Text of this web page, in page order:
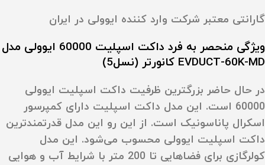
گارانتی معتبر شرکت وارد کننده ایوولی در ایران
ویژگی‌ منحصر به فرد داکت اسپلیت 60000 ایوولی مدل
EVDUCT-60K-MD کانورتر (نسل5)
در حال حاضر بزرگترین ظرفیت داکت اسپلیت ایوولی
60000 است. این مدل داکت اسپلیت دارای کمپرسور
اسکرال پاناسونیک است. از این رو این مدل قدرتمندترین
داکت اسپلیت ایوولی محسوب می‌شود. این مدل
کولرگازی برای فضاهایی تا 200 متر با شرایط آب و هوایی